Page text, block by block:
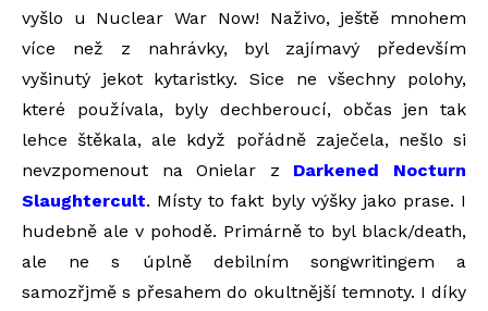
vyšlo u Nuclear War Now! Naživo, ještě mnohem
více než z nahrávky, byl zajímavý především
vyšinutý jekot kytaristky. Sice ne všechny polohy,
které používala, byly dechberoucí, občas jen tak
lehce štěkala, ale když pořádně zaječela, nešlo si
nevzpomenout na Onielar z Darkened Nocturn
Slaughtercult. Místy to fakt byly výšky jako prase. I
hudebně ale v pohodě. Primárně to byl black/death,
ale ne s úplně debilním songwritingem a
samozřjmě s přesahem do okultnější temnoty. I díky